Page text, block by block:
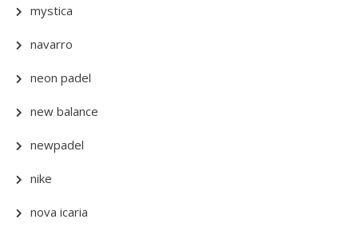
mystica
navarro
neon padel
new balance
newpadel
nike
nova icaria